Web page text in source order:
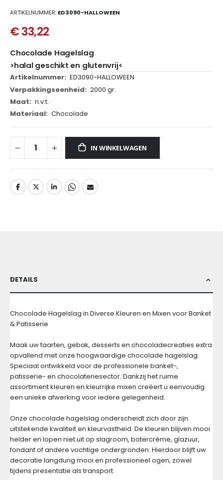
de
afbeeldingen-
gallerij
ARTIKELNUMMER ED3090-HALLOWEEN
€ 33,22
Chocolade Hagelslag
>halal geschikt en glutenvrij<
Meer
informatie
ED3090-HALLOWEEN
2000 gr.
n.v.t.
Chocolade
IN WINKELWAGEN
DETAILS
Chocolade Hagelslag in Diverse Kleuren en Mixen voor Banket
& Patisserie
Maak uw taarten, gebak, desserts en chocoladecreaties extra
opvallend met onze hoogwaardige chocolade hagelslag.
Speciaal ontwikkeld voor de professionele banket-,
patisserie- en chocolateriesector. Dankzij het ruime
assortiment kleuren en kleurrijke mixen creëert u eenvoudig
een unieke afwerking voor iedere gelegenheid.
Onze chocolade hagelslag onderscheidt zich door zijn
uitstekende kwaliteit en kleurvastheid. De kleuren blijven mooi
helder en lopen niet uit op slagroom, botercrème, glazuur,
fondant of andere vochtige ondergronden. Hierdoor blijft uw
decoratie langdurig mooi en professioneel ogen, zowel
tijdens presentatie als transport.